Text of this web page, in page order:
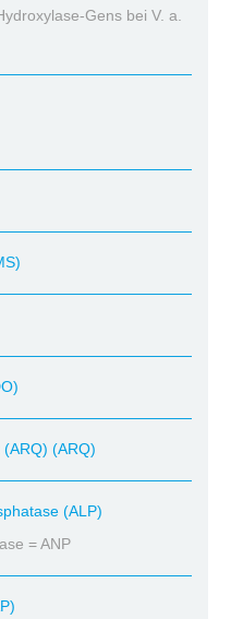
Gens bei V. a.
(ARQ)
(ALP)
= ANP